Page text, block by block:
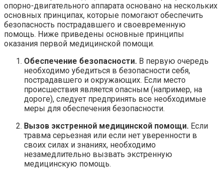
опорно-двигательного аппарата основано на нескольких
основных принципах, которые помогают обеспечить
безопасность пострадавшего и своевременную
помощь. Ниже приведены основные принципы
оказания первой медицинской помощи.
Обеспечение безопасности. В первую очередь
необходимо убедиться в безопасности себя,
пострадавшего и окружающих. Если место
происшествия является опасным (например, на
дороге), следует предпринять все необходимые
меры для обеспечения безопасности.
Вызов экстренной медицинской помощи. Если
травма серьезная или если нет уверенности в
своих силах и знаниях, необходимо
незамедлительно вызвать экстренную
медицинскую помощь.